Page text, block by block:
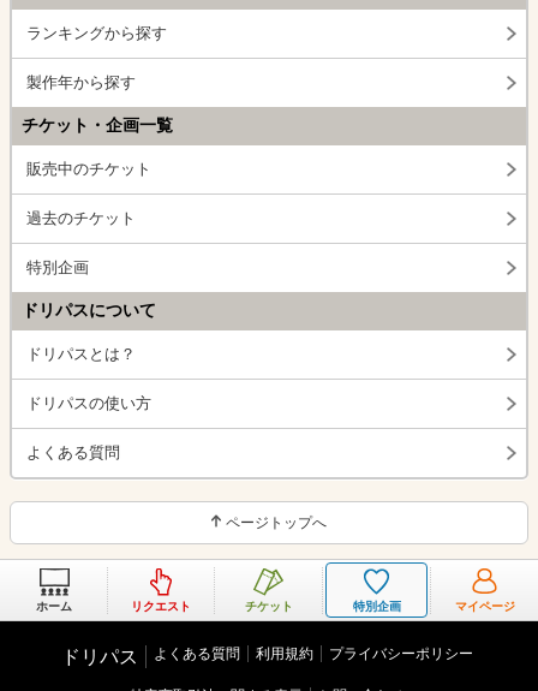
ランキングから探す
製作年から探す
チケット・企画一覧
販売中のチケット
過去のチケット
特別企画
ドリパスについて
ドリパスとは？
ドリパスの使い方
よくある質問
ページトップへ
ホーム リクエスト チケット 特別企画 マイページ
ドリパス よくある質問 利用規約 プライバシーポリシー